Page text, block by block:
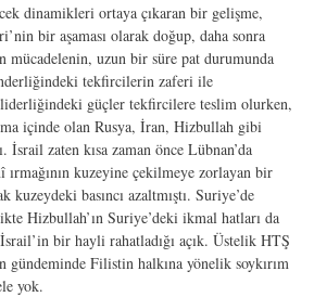
dinamikleri ortaya çıkaran bir gelişme,
bir aşaması olarak doğup, daha sonra
mücadelenin, uzun bir süre pat durumunda
tekfircilerin zaferi ile
güçler tekfircilere teslim olurken,
içinde olan Rusya, İran, Hizbullah gibi
zaten kısa zaman önce Lübnan’da
kuzeyine çekilmeye zorlayan bir
kuzeydeki basıncı azaltmıştı. Suriye’de
Hizbullah’ın Suriye’deki ikmal hatları da
bir hayli rahatladığı açık. Üstelik HTŞ
Filistin halkına yönelik soykırım
yok.